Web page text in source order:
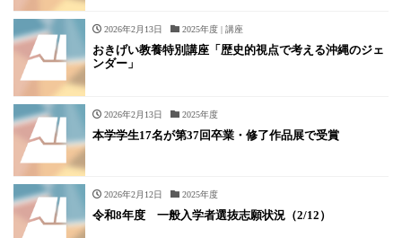
2026年2月13日 2025年度 | 講座
おきげい教養特別講座「歴史的視点で考える沖縄のジェ
ンダー」
2026年2月13日 2025年度
本学学生17名が第37回卒業・修了作品展で受賞
2026年2月12日 2025年度
令和8年度 一般入学者選抜志願状況（2/12）